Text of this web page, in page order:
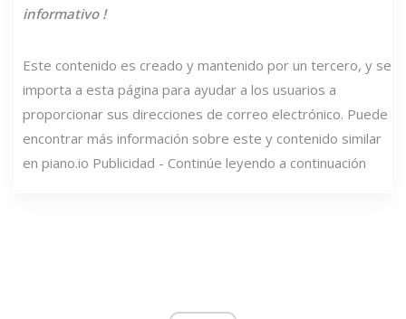
informativo !
Este contenido es creado y mantenido por un tercero, y se
importa a esta página para ayudar a los usuarios a
proporcionar sus direcciones de correo electrónico. Puede
encontrar más información sobre este y contenido similar
en piano.io Publicidad - Continúe leyendo a continuación